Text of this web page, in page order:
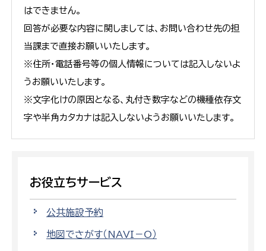
はできません。
回答が必要な内容に関しましては、お問い合わせ先の担
当課まで直接お願いいたします。
※住所・電話番号等の個人情報については記入しないよ
うお願いいたします。
※文字化けの原因となる、丸付き数字などの機種依存文
字や半角カタカナは記入しないようお願いいたします。
お役立ちサービス
公共施設予約
地図でさがす（NAVI－O）